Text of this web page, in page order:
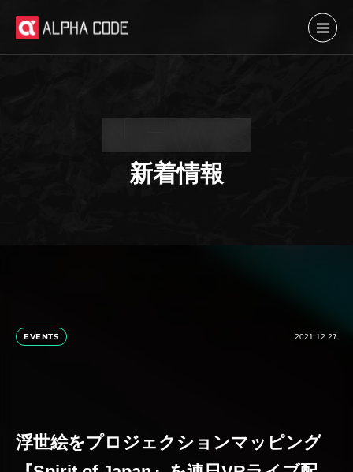
新着情報
EVENTS 2021.12.27
浮世絵をプロジェクションマッピング